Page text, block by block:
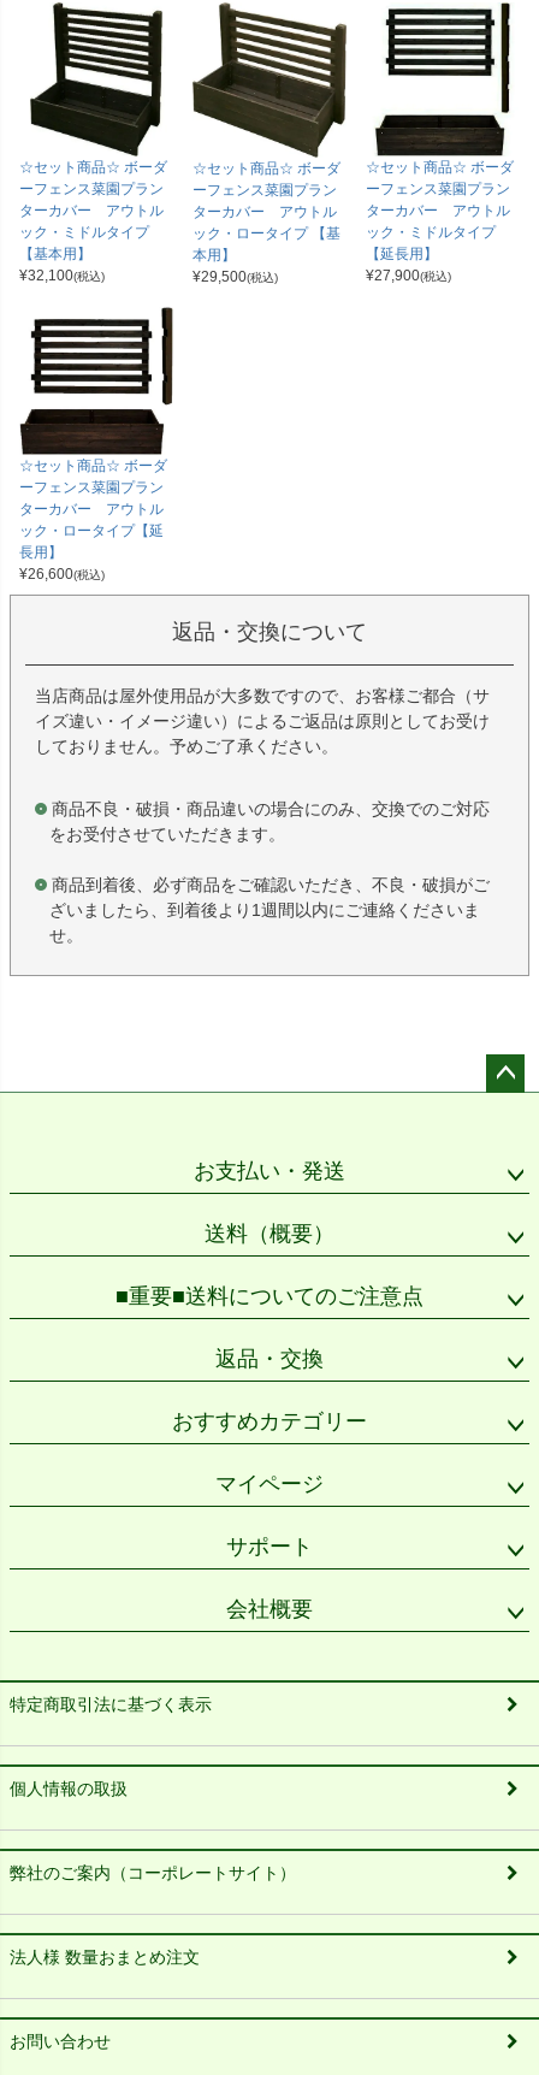
☆セット商品☆ ボーダ
ーフェンス菜園プラン
ターカバー アウトル
ック・ミドルタイプ
【基本用】
¥32,100(税込)
☆セット商品☆ ボーダ
ーフェンス菜園プラン
ターカバー アウトル
ック・ロータイプ 【基
本用】
¥29,500(税込)
☆セット商品☆ ボーダ
ーフェンス菜園プラン
ターカバー アウトル
ック・ミドルタイプ
【延長用】
¥27,900(税込)
☆セット商品☆ ボーダ
ーフェンス菜園プラン
ターカバー アウトル
ック・ロータイプ【延
長用】
¥26,600(税込)
返品・交換について
当店商品は屋外使用品が大多数ですので、お客様ご都合（サ
イズ違い・イメージ違い）によるご返品は原則としてお受け
しておりません。予めご了承ください。
商品不良・破損・商品違いの場合にのみ、交換でのご対応
をお受付させていただきます。
商品到着後、必ず商品をご確認いただき、不良・破損がご
ざいましたら、到着後より1週間以内にご連絡くださいま
せ。
お支払い・発送
送料（概要）
■重要■送料についてのご注意点
返品・交換
おすすめカテゴリー
マイページ
サポート
会社概要
特定商取引法に基づく表示
個人情報の取扱
弊社のご案内（コーポレートサイト）
法人様 数量おまとめ注文
お問い合わせ